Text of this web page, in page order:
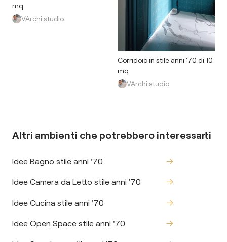
mq
VArchi studio
Corridoio in stile anni '70 di 10
mq
VArchi studio
Altri ambienti che potrebbero interessarti
Idee Bagno stile anni '70
Idee Camera da Letto stile anni '70
Idee Cucina stile anni '70
Idee Open Space stile anni '70